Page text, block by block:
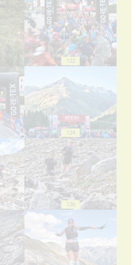
122
124
126